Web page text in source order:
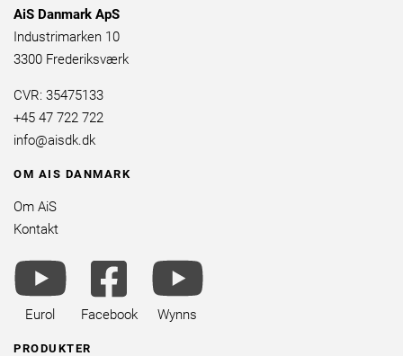
AiS Danmark ApS
Industrimarken 10
3300 Frederiksværk
CVR: 35475133
+45 47 722 722
info@aisdk.dk
OM AIS DANMARK
Om AiS
Kontakt
youtube
brands
Eurol
facebook
square
brands
Facebook
Wynns
PRODUKTER